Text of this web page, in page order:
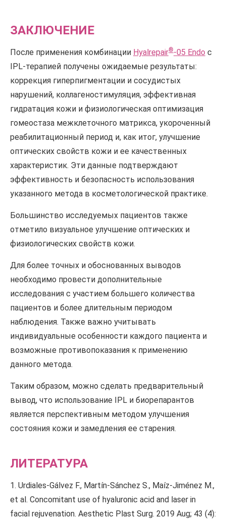
ЗАКЛЮЧЕНИЕ
После применения комбинации Hyalrepair®-05 Endo c
IPL-терапией получены ожидаемые результаты:
коррекция гиперпигментации и сосудистых
нарушений, коллагеностимуляция, эффективная
гидратация кожи и физиологическая оптимизация
гомеостаза межклеточного матрикса, укороченный
реабилитационный период и, как итог, улучшение
оптических свойств кожи и ее качественных
характеристик. Эти данные подтверждают
эффективность и безопасность использования
указанного метода в косметологической практике.
Большинство исследуемых пациентов также
отметило визуальное улучшение оптических и
физиологических свойств кожи.
Для более точных и обоснованных выводов
необходимо провести дополнительные
исследования с участием большего количества
пациентов и более длительным периодом
наблюдения. Также важно учитывать
индивидуальные особенности каждого пациента и
возможные противопоказания к применению
данного метода.
Таким образом, можно сделать предварительный
вывод, что использование IPL и биорепарантов
является перспективным методом улучшения
состояния кожи и замедления ее старения.
ЛИТЕРАТУРА
1. Urdiales-Gálvez F., Martín-Sánchez S., Maíz-Jiménez M.,
et al. Concomitant use of hyaluronic acid and laser in
facial rejuvenation. Aesthetic Plast Surg. 2019 Aug; 43 (4):